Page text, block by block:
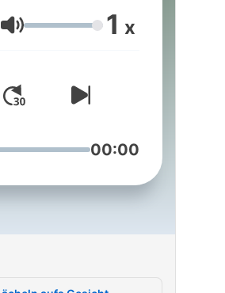
über ihn
spielen,
die
überhaupt
In der
haben wir auf
den
begleitet und
Matthäus,
auch der
Lautstärke 1 x
00:00